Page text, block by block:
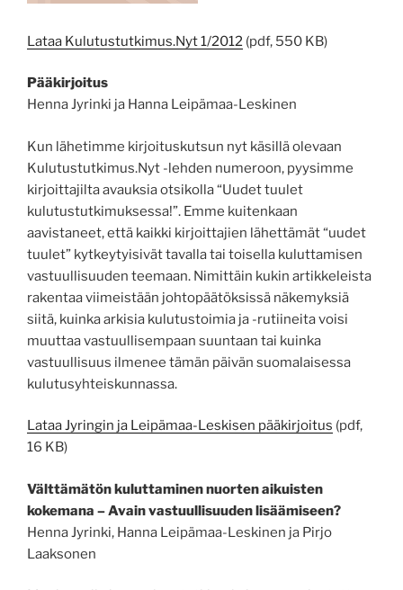
Lataa Kulutustutkimus.Nyt 1/2012 (pdf, 550 KB)
Pääkirjoitus
Henna Jyrinki ja Hanna Leipämaa-Leskinen
Kun lähetimme kirjoituskutsun nyt käsillä olevaan
Kulutustutkimus.Nyt -lehden numeroon, pyysimme
kirjoittajilta avauksia otsikolla “Uudet tuulet
kulutustutkimuksessa!”. Emme kuitenkaan
aavistaneet, että kaikki kirjoittajien lähettämät “uudet
tuulet” kytkeytyisivät tavalla tai toisella kuluttamisen
vastuullisuuden teemaan. Nimittäin kukin artikkeleista
rakentaa viimeistään johtopäätöksissä näkemyksiä
siitä, kuinka arkisia kulutustoimia ja -rutiineita voisi
muuttaa vastuullisempaan suuntaan tai kuinka
vastuullisuus ilmenee tämän päivän suomalaisessa
kulutusyhteiskunnassa.
Lataa Jyringin ja Leipämaa-Leskisen pääkirjoitus (pdf,
16 KB)
Välttämätön kuluttaminen nuorten aikuisten
kokemana – Avain vastuullisuuden lisäämiseen?
Henna Jyrinki, Hanna Leipämaa-Leskinen ja Pirjo
Laaksonen